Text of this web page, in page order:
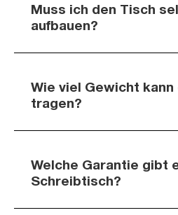
Muss ich den Tisch
aufbauen?
Wie viel Gewicht
tragen?
Welche Garantie gibt
Schreibtisch?